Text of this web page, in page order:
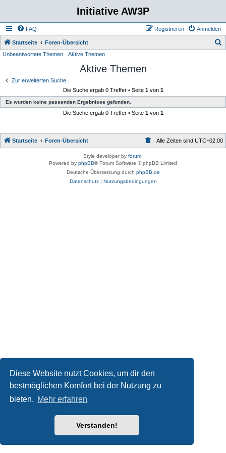
Diese Website nutzt Cookies, um dir den
bestmöglichen Komfort bei der Nutzung zu
bieten. Mehr erfahren
Verstanden!
Initiative AW3P
FAQ Anmelden
Registrieren
Startseite Foren-Übersicht
Unbeantwortete Themen Aktive Themen
Aktive Themen
Zur erweiterten Suche
Die Suche ergab 0 Treffer • Seite 1von 1
Es wurden keine passenden Ergebnisse gefunden.
Die Suche ergab 0 Treffer • Seite 1von 1
Startseite Foren-Übersicht Alle Zeiten sind UTC+02:00
Style developer by forum
Powered by phpBB® Forum Software © phpBB Limited
Deutsche Übersetzung durch phpBB.de
Datenschutz| Nutzungsbedingungen